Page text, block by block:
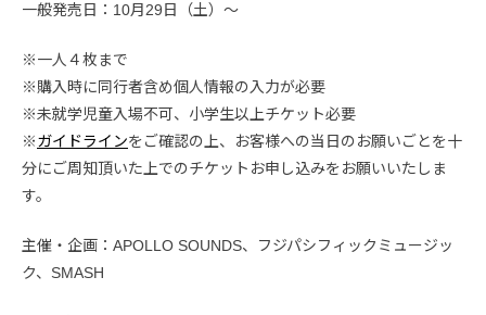
一般発売日：10月29日（土）〜
※一人４枚まで
※購入時に同行者含め個人情報の入力が必要
※未就学児童入場不可、小学生以上チケット必要
※ガイドラインをご確認の上、お客様への当日のお願いごとを十
分にご周知頂いた上でのチケットお申し込みをお願いいたしま
す。
主催・企画：APOLLO SOUNDS、フジパシフィックミュージッ
ク、SMASH